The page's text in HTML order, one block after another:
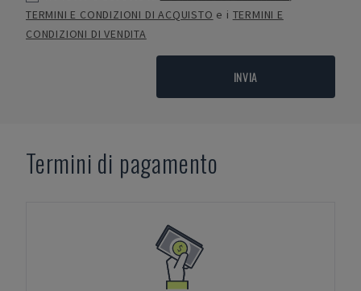
TERMINI E CONDIZIONI DI ACQUISTO e i TERMINI E
CONDIZIONI DI VENDITA
INVIA
Termini di pagamento